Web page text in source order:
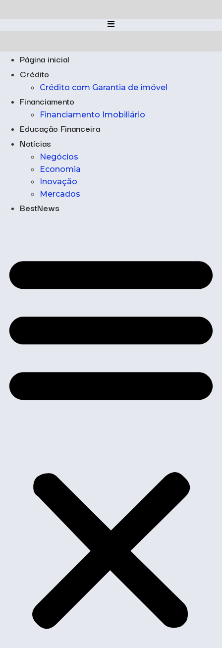
Página inicial
Crédito
Crédito com Garantia de imóvel
Financiamento
Financiamento Imobiliário
Educação Financeira
Notícias
Negócios
Economia
Inovação
Mercados
BestNews